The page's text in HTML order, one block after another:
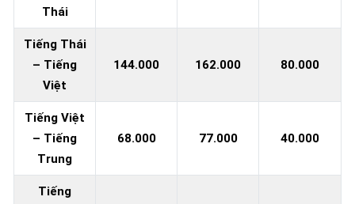
Thái
Tiếng Thái
– Tiếng
Việt
144.000 162.000 80.000
Tiếng Việt
– Tiếng
Trung
68.000 77.000 40.000
Tiếng